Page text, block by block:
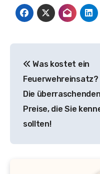
Was kostet ein
Feuerwehreinsatz?
Die überraschenden
Preise, die Sie
sollten!